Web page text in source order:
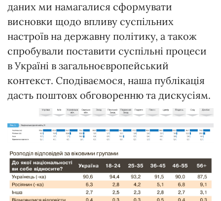
даних ми намагалися сформувати
висновки щодо впливу суспільних
настроїв на державну політику, а також
спробували поставити суспільні процеси
в Україні в загальноєвропейський
контекст. Сподіваємося, наша публікація
дасть поштовх обговоренню та дискусіям.